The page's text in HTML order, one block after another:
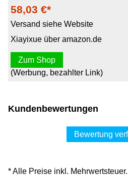
58,03 €*
Versand siehe Website
Xiayixue über amazon.de
Zum Shop
(Werbung, bezahlter Link)
Kundenbewertungen
Bewertung
* Alle Preise inkl.